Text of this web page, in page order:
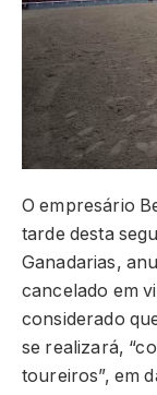
O empresário
tarde desta
Ganadarias,
cancelado em
considerado
se realizará,
toureiros”, em